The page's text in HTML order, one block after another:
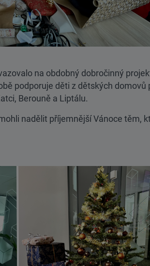
na obdobný dobročinný
podporuje děti z dětských domovů
Berouně a Liptálu.
nadělit příjemnější Vánoce těm,